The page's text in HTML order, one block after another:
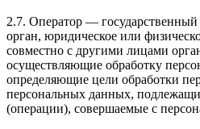
2.7. Оператор —
орган, юридическое или
совместно с другими лицами
осуществляющие обработку
определяющие цели обработки
персональных данных,
(операции), совершаемые с